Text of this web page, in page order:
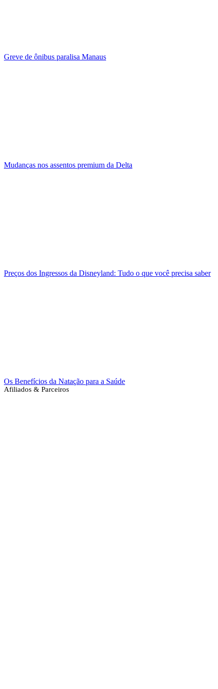
Greve de ônibus paralisa Manaus
Mudanças nos assentos premium da Delta
Preços dos Ingressos da Disneyland: Tudo o que você precisa saber
Os Benefícios da Natação para a Saúde
Afiliados & Parceiros